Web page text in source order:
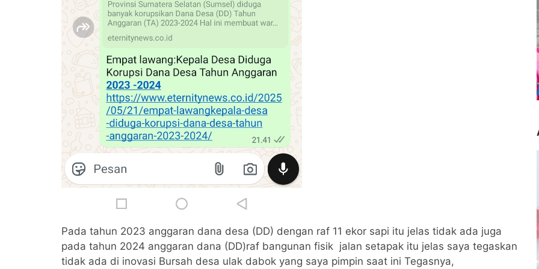
Pada tahun 2023 anggaran dana desa (DD) dengan raf 11 ekor sapi itu jelas tidak ada juga
pada tahun 2024 anggaran dana (DD)raf bangunan fisik jalan setapak itu jelas saya tegaskan
tidak ada di inovasi Bursah desa ulak dabok yang saya pimpin saat ini Tegasnya,